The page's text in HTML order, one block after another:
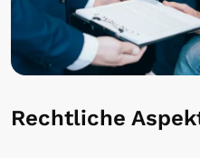
Rechtliche